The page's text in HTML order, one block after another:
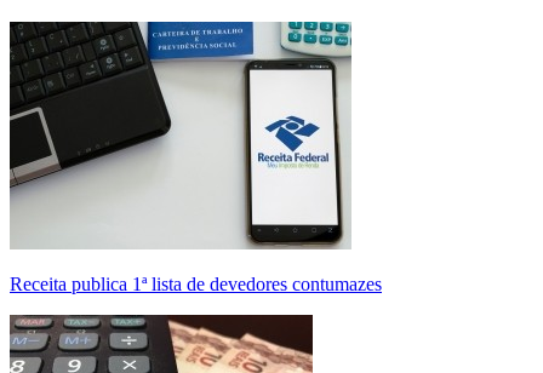
Receita publica 1ª lista de devedores contumazes